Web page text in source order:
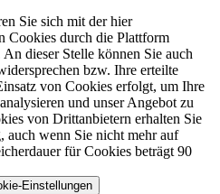
Sie sich mit der hier
Cookies durch die Plattform
dieser Stelle können Sie auch
bzw. Ihre erteilte
von Cookies erfolgt, um Ihre
und unser Angebot zu
von Drittanbietern erhalten Sie
auch wenn Sie nicht mehr auf
für Cookies beträgt 90
Einstellungen